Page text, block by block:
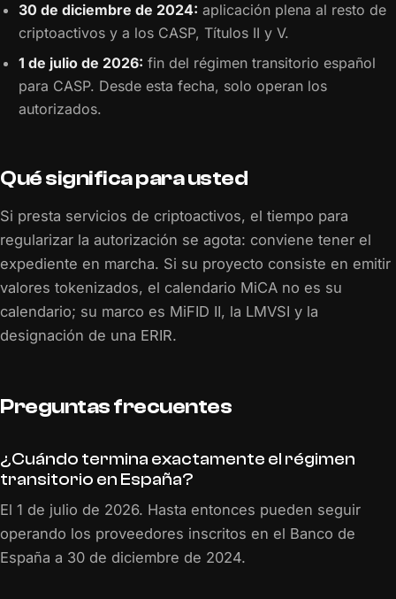
30 de diciembre de 2024: aplicación plena al resto de
criptoactivos y a los CASP, Títulos II y V.
1 de julio de 2026: fin del régimen transitorio español
para CASP. Desde esta fecha, solo operan los
autorizados.
Qué significa para usted
Si presta servicios de criptoactivos, el tiempo para
regularizar la autorización se agota: conviene tener el
expediente en marcha. Si su proyecto consiste en emitir
valores tokenizados, el calendario MiCA no es su
calendario; su marco es MiFID II, la LMVSI y la
designación de una ERIR.
Preguntas frecuentes
¿Cuándo termina exactamente el régimen
transitorio en España?
El 1 de julio de 2026. Hasta entonces pueden seguir
operando los proveedores inscritos en el Banco de
España a 30 de diciembre de 2024.